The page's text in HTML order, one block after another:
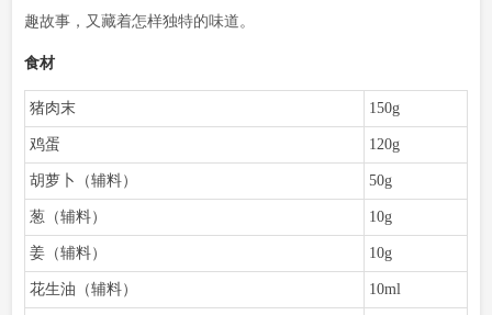
趣故事，又藏着怎样独特的味道。
食材
猪肉末 150g
鸡蛋 120g
胡萝卜（辅料） 50g
葱（辅料） 10g
姜（辅料） 10g
花生油（辅料） 10ml